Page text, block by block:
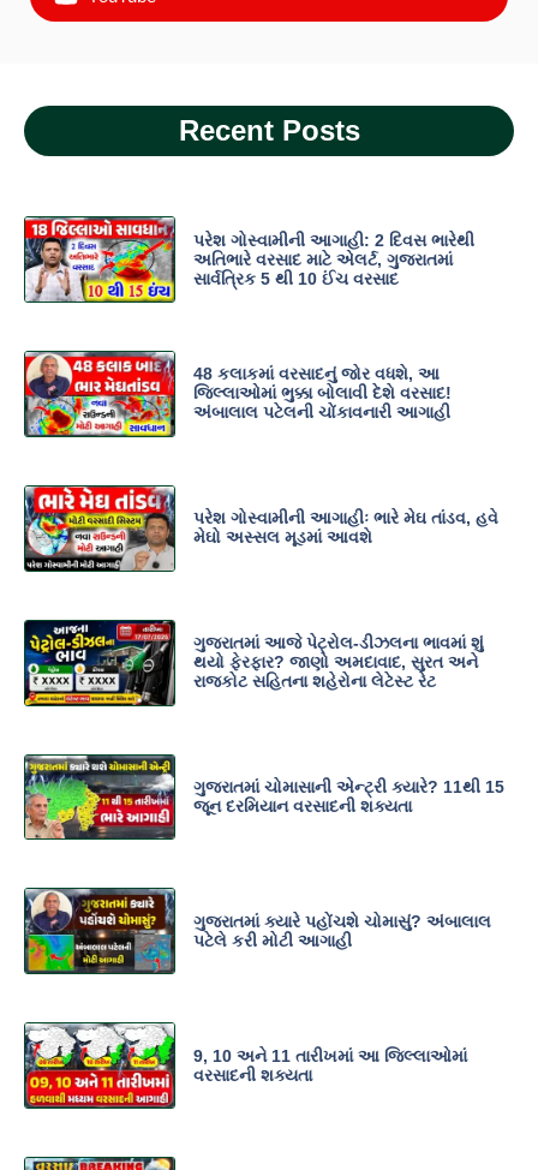
Recent Posts
પરેશ ગોસ્વામીની આગાહી: 2 દિવસ ભારેથી
અતિભારે વરસાદ માટે એલર્ટ, ગુજરાતમાં
સાર્વત્રિક 5 થી 10 ઈંચ વરસાદ
48 કલાકમાં વરસાદનું જોર વધશે, આ
જિલ્લાઓમાં ભુક્કા બોલાવી દેશે વરસાદ!
અંબાલાલ પટેલની ચોંકાવનારી આગાહી
પરેશ ગોસ્વામીની આગાહીઃ ભારે મેઘ તાંડવ, હવે
મેઘો અસ્સલ મૂડમાં આવશે
ગુજરાતમાં આજે પેટ્રોલ-ડીઝલના ભાવમાં શું
થયો ફેરફાર? જાણો અમદાવાદ, સુરત અને
રાજકોટ સહિતના શહેરોના લેટેસ્ટ રેટ
ગુજરાતમાં ચોમાસાની એન્ટ્રી ક્યારે? 11થી 15
જૂન દરમિયાન વરસાદની શક્યતા
ગુજરાતમાં ક્યારે પહોંચશે ચોમાસું? અંબાલાલ
પટેલે કરી મોટી આગાહી
9, 10 અને 11 તારીખમાં આ જિલ્લાઓમાં
વરસાદની શક્યતા